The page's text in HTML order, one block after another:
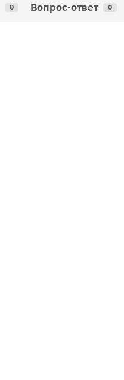
0 Вопрос-ответ 0